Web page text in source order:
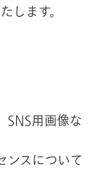
します。
SNS用画像な
ンスについて